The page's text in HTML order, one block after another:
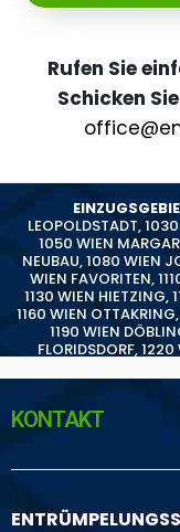
Rufen Sie
Schicken
LEOPOLDSTADT,1030
1050 WIEN
NEUBAU,1080 WIEN
WIEN FAVORITEN,
1130 WIEN HIETZING,
1160 WIEN OTTAKRING,
1190 WIEN
FLORIDSDORF,1220
KONTAKT